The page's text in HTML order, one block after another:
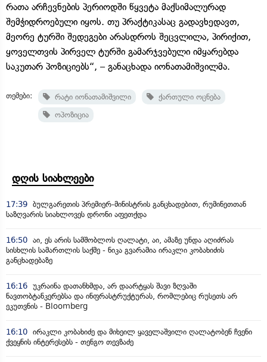
რათა არჩევნების პერიოდში წყვეტა მაქსიმალურად
შემჭიდროებული იყოს. თუ პრაქტიკასაც გადავხედავთ,
მეორე ტურში შედეგები არასდროს შეცვლილა, პირიქით,
ყოველთვის პირველ ტურში გამარჯვებული იმყარებდა
საკუთარ პოზიციებს“, – განაცხადა იონათამიშვილმა.
თემები: რატი იონათამიშვილი
ქართული ოცნება
ოპოზიცია
დღის სიახლეები
17:39 ბულგარეთის პრემიერ-მინისტრის განცხადებით, რუმინეთთან
საზღვარის სიახლოვეს დრონი აფეთქდა
16:50 აი, ეს არის სამშობლოს ღალატი, აი, ამაზე უნდა აღიძრას
სისხლის სამართლის საქმე - ნიკა გვარამია ირაკლი კობახიძის
განცხადებაზე
16:16 უკრაინა დათანხმდა, არ დაარტყას შავი ზღვაში
ნავთობტანკერებსა და ინფრასტრუქტურას, რომლებიც რუსეთს არ
ეკუთვნის - Bloomberg
16:10 ირაკლი კობახიძე და მიხეილ ყაველაშვილი ღალატობენ ჩვენი
ქვეყნის ინტერესებს - თენგო თევზაძე